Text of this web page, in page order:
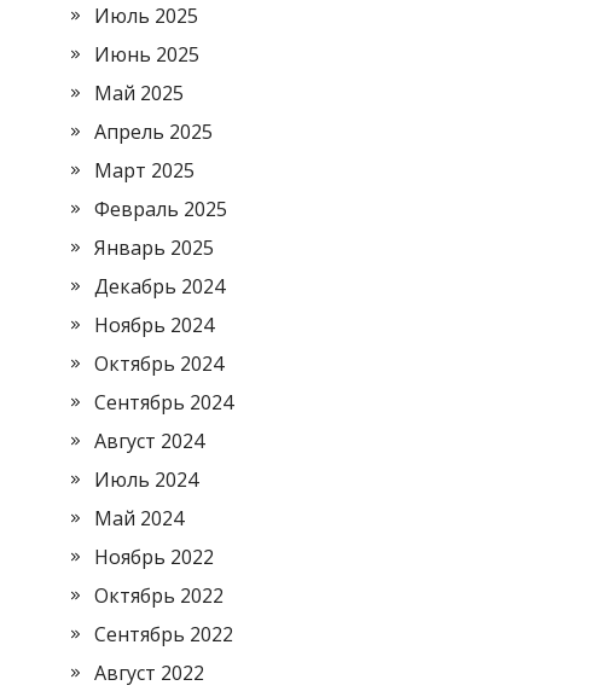
Июль 2025
Июнь 2025
Май 2025
Апрель 2025
Март 2025
Февраль 2025
Январь 2025
Декабрь 2024
Ноябрь 2024
Октябрь 2024
Сентябрь 2024
Август 2024
Июль 2024
Май 2024
Ноябрь 2022
Октябрь 2022
Сентябрь 2022
Август 2022